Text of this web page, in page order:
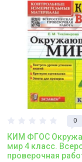
0
КИМ ФГОС
мир 4 класс.
проверочная